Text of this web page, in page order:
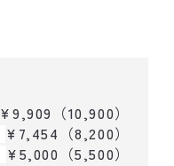
¥9,909（10,900）
¥7,454（8,200）
¥5,000（5,500）